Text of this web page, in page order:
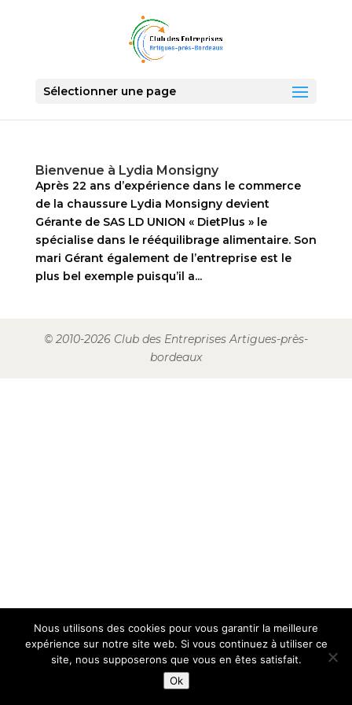
Sélectionner une page
Bienvenue à Lydia Monsigny
Après 22 ans d’expérience dans le commerce
de la chaussure Lydia Monsigny devient
Gérante de SAS LD UNION « DietPlus » le
spécialise dans le rééquilibrage alimentaire. Son
mari Gérant également de l’entreprise est le
plus bel exemple puisqu’il a...
© 2010-2026 Club des Entreprises Artigues-près-
bordeaux
Nous utilisons des cookies pour vous garantir la meilleure
expérience sur notre site web. Si vous continuez à utiliser ce
site, nous supposerons que vous en êtes satisfait.
Ok